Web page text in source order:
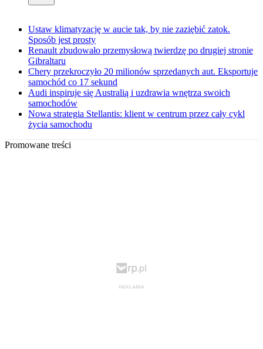
Ustaw klimatyzację w aucie tak, by nie zaziębić zatok.
Sposób jest prosty
Renault zbudowało przemysłową twierdzę po drugiej stronie
Gibraltaru
Chery przekroczyło 20 milionów sprzedanych aut. Eksportuje
samochód co 17 sekund
Audi inspiruje się Australią i uzdrawia wnętrza swoich
samochodów
Nowa strategia Stellantis: klient w centrum przez cały cykl
życia samochodu
Promowane treści